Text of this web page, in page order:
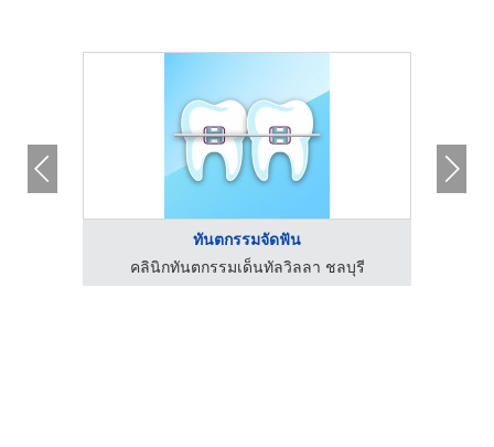
ทันตกรรมจัดฟัน
คลินิกทันตกรรมเด็นทัลวิลลา ชลบุรี